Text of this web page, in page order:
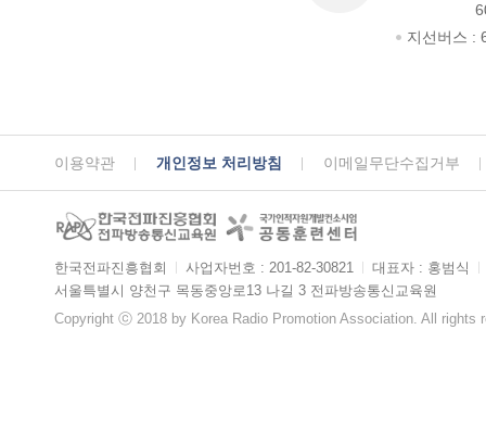
지선버스 :
이용약관 개인정보 처리방침 이메일무단수집거부
한국전파진흥협회 사업자번호 : 201-82-30821 대표자 : 홍범식
서울특별시 양천구 목동중앙로13 나길 3 전파방송통신교육원
Copyright ⓒ 2018 by Korea Radio Promotion Association. All rights